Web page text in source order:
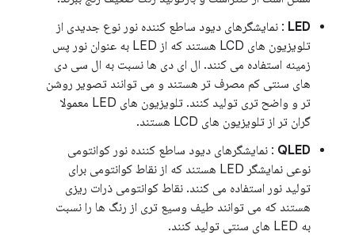
LED : نمایشگرهای دیود ساطع کننده نور نوع جدیدی از
تلویزیون های LCD هستند که از LED به عنوان نور پس
زمینه استفاده می کنند. ال ای دی ها نسبت به ال سی دی
های سنتی کم مصرف تر هستند و می توانند تصویر روشن
تر و واضح تری تولید کنند. تلویزیون های LED معمولا
گران تر از تلویزیون های LCD هستند.
QLED : نمایشگرهای دیود ساطع کننده نور کوانتومی
نوعی نمایشگر LED هستند که از نقاط کوانتومی برای
تولید نور استفاده می کنند. نقاط کوانتومی ذرات ریزی
هستند که می توانند طیف وسیع تری از رنگ ها را نسبت
به LED های سنتی تولید کنند.